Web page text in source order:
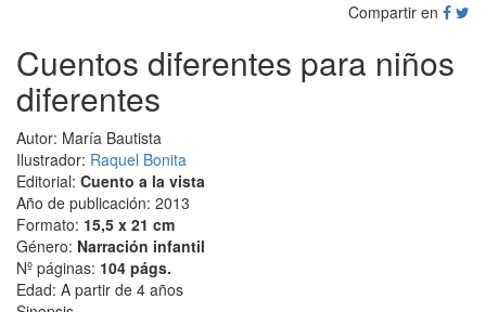
Compartir en
Cuentos diferentes para niños
diferentes
Autor: María Bautista
Ilustrador: Raquel Bonita
Editorial: Cuento a la vista
Año de publicación: 2013
Formato: 15,5 x 21 cm
Género: Narración infantil
Nº páginas: 104 págs.
Edad: A partir de 4 años